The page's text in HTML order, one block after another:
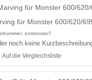
für Monster 600/620/
exmonster7
noch keine
Auf die Vergleichsliste